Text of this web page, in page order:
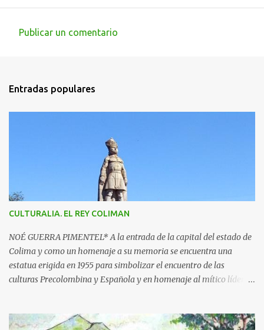
e
n
o
s
Publicar un comentario
Entradas populares
CULTURALIA. EL REY COLIMAN
NOÉ GUERRA PIMENTEL* A la entrada de la capital del estado de
Colima y como un homenaje a su memoria se encuentra una
estatua erigida en 1955 para simbolizar el encuentro de las
culturas Precolombina y Española y en homenaje al mítico líder
de México. El monumento representa a un ideal guerrero en pie,